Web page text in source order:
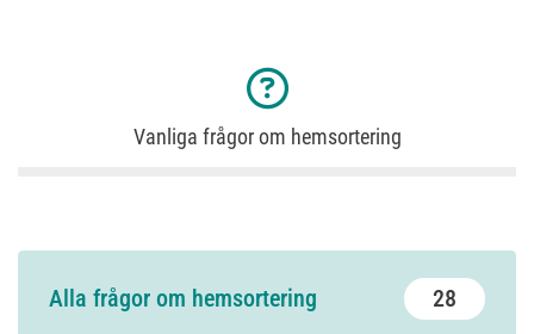
Vanliga frågor om hemsortering
alla frågor om hemsortering 28